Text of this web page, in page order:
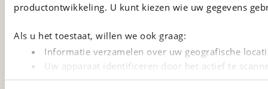
productontwikkeling. U kunt kiezen wie uw gegevens
Als u het toestaat, willen we ook graag:
Informatie verzamelen over uw geografische
Uw apparaat identificeren door het actief te
Lees meer over hoe uw persoonlijke gegevens worden
viaBOVAG.nl
3981 AJBunnik
Een initiatief van
BOVAG